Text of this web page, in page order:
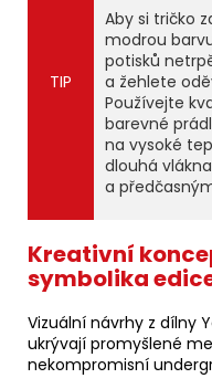
TIP
Aby si tričko
modrou
potisků
a žehlete
Používejte
barevné
na vysoké
dlouhá
a
Kreativní
symbolika edice
Vizuální návrhy z dílny
ukrývají promyšlené
nekompromisní